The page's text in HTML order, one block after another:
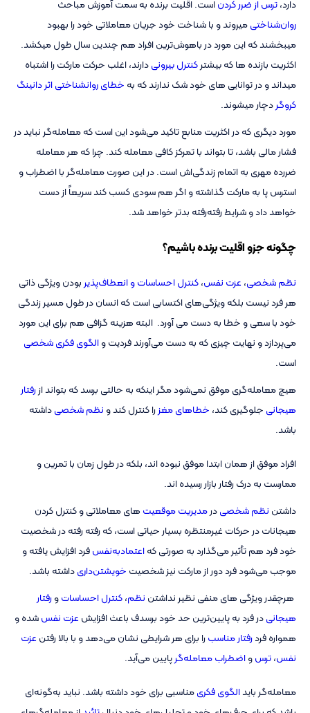
دارد،ترس از ضرر کردناست. اقلیت برنده به سمت آموزش مباحث
روان‌شناختیمیروند و با شناخت خود جریان معاملاتی خود را بهبود
میبخشند که این مورد در باهوش‌ترین افراد هم چندین سال طول میکشد.
اکثریت بازنده ها که بیشترکنترل بیرونیدارند، اغلب حرکت مارکت را اشتباه
میداند و در توانایی های خود شک ندارند که به خطای روانشناختیاثر دانینگ
کروگردچار میشوند.
مورد دیگری که در اکثریت منابع تاکید می‌شود این است که معامله‌گر نباید در
فشار مالی باشد، تا بتواند با تمرکز کافی معامله کند. چرا که هر معامله
ضررده مهری به اتمام زندگی‌اش است. در این صورت معامله‌گر با اضطراب و
استرس پا به مارکت گذاشته و اگر هم سودی کسب کند سریعاً از دست
خواهد داد و شرایط رفته‌رفته بدتر خواهد شد.
چگونه جزو اقلیت برنده باشیم؟
نظم شخصی، عزت نفس،کنترل احساسات و انعطاف‌پذیر بودن ویژگی ذاتی
هر فرد نیست بلکه ویژگی‌های اکتسابی است که انسان در طول مسیر زندگی
خود با سعی و خطا به دست می آورد. البته هزینه گزافی هم برای این مورد
می‌پردازد و نهایت چیزی که به دست می‌آورند فردیت والگوی فکری شخصی
است.
هیچ معامله‌گری موفق نمی‌شود مگر اینکه به حالتی برسد که بتواند ازرفتار
هیجانی جلوگیری کند، خطاهای مغزرا کنترل کند و نظم شخصیداشته
باشد.
افراد موفق از همان ابتدا موفق نبوده اند، بلکه در طول زمان با تمرین و
ممارست به درک رفتار بازار رسیده اند.​
داشتن نظم شخصیدرمدیریت موقعیت های معاملاتی و کنترل کردن
هیجانات در حرکات غیرمنتظره بسیار حیاتی است، که رفته رفته در شخصیت
خود فرد هم تأثیر می‌گذارد به صورتی کهاعتمادبه‌نفسفرد افزایش یافته و
موجب می‌شود فرد دور از مارکت نیز شخصیت خویشتن‌داریداشته باشد.
هرچقدر ویژگی­ های منفی نظیر نداشتن نظم،کنترل احساساتورفتار
هیجانیدر فرد به پایین‌ترین حد خود برسدف باعث افزایش عزت نفسشده و
همواره فردرفتار مناسبرا برای هر شرایطی نشان می‌دهد و با بالا رفتن عزت
نفس،ترسواضطراب معامله‌گرپایین می‌آید.
معامله‌گر بایدالگوی فکریمناسبی برای خود داشته باشد. نباید به‌گونه‌ای